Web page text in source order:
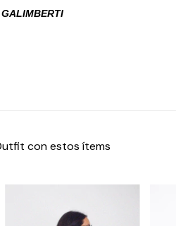
GALIMBERTI
con estos ítems